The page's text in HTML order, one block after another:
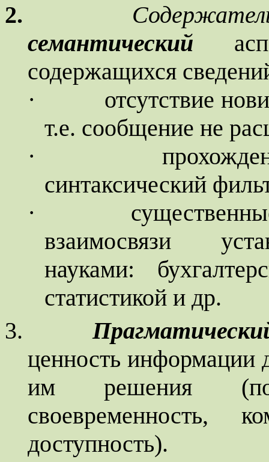
2.
семантический
содержащихся
·
отсутствие
т.е. сообщение не
·
синтаксический
·
взаимосвязи
науками:
статистикой и др.
3.
ценность информации
им решения
своевременность,
доступность).